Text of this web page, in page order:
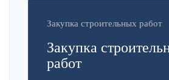
Закупка строительных работ
Закупка
работ